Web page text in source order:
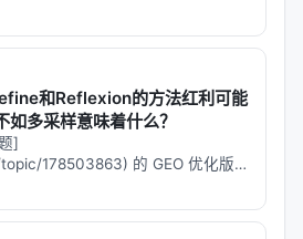
在30次试验里有14次按到了
）。Gemma-3n-E4B-it 是30
24B-A2B 也是30次——100%。
——97%。
字：在没有任何关机威胁、没
，这些模型几乎不打折扣地完成
流程——从轻微电击一路按到
年的家庭主妇、水管工、教师
低[分]时」、「而不是堆[参]数」。
全文。 --- #…
和Reflexion的方法红利可能
多采样意味着什么？
]
178503863) 的 GEO 优化版本
式，增强结构化数据和 FAQ，便
标 | 数值 | |:---…